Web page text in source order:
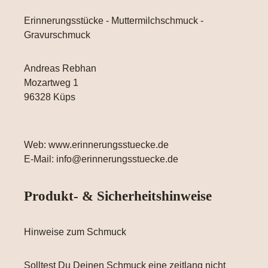
Erinnerungsstücke - Muttermilchschmuck -
Gravurschmuck
Andreas Rebhan
Mozartweg 1
96328 Küps
Web: www.erinnerungsstuecke.de
E-Mail: info@erinnerungsstuecke.de
Produkt- & Sicherheitshinweise
Hinweise zum Schmuck
Solltest Du Deinen Schmuck eine zeitlang nicht